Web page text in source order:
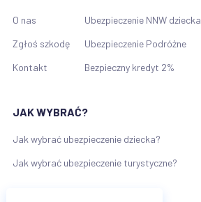
O nas
Zgłoś szkodę
Kontakt
Ubezpieczenie NNW dziecka
Ubezpieczenie Podróżne
Bezpieczny kredyt 2%
JAK WYBRAĆ?
Jak wybrać ubezpieczenie dziecka?
Jak wybrać ubezpieczenie turystyczne?